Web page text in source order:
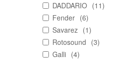
DADDARIO (11)
Fender (6)
Savarez (1)
Rotosound (3)
Galli (4)